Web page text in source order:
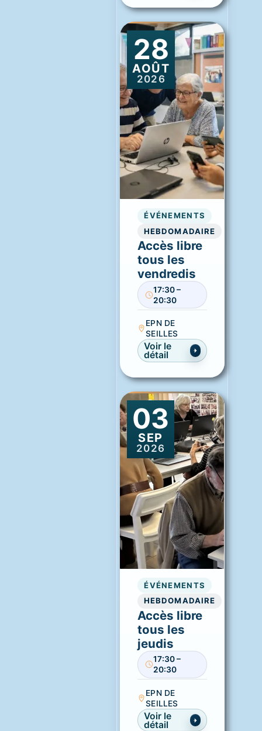
28
AOÛT
2026
ÉVÉNEMENTS
HEBDOMADAIRE
Accès libre
tous les
vendredis
17:30 –
20:30
EPN DE
SEILLES
Voir le
détail
03
SEP
2026
ÉVÉNEMENTS
HEBDOMADAIRE
Accès libre
tous les
jeudis
17:30 –
20:30
EPN DE
SEILLES
Voir le
détail